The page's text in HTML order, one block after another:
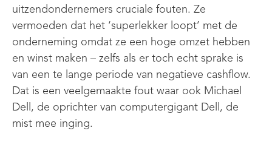
uitzendondernemers cruciale fouten. Ze
vermoeden dat het ‘superlekker loopt’ met de
onderneming omdat ze een hoge omzet hebben
en winst maken – zelfs als er toch echt sprake is
van een te lange periode van negatieve cashflow.
Dat is een veelgemaakte fout waar ook Michael
Dell, de oprichter van computergigant Dell, de
mist mee inging.